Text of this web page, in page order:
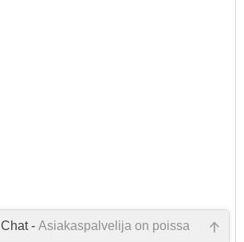
Chat -Asiakaspalvelija on poissa